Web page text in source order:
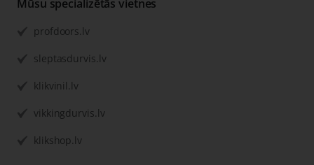
Mūsu specializētās vietnes
profdoors.lv
sleptasdurvis.lv
klikvinil.lv
vikkingdurvis.lv
klikshop.lv